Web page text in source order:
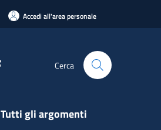
Accedi all'area personale
Cerca
Tutti gli argomenti